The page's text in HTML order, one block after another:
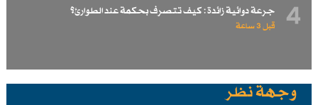
4 جرعة دوائية زائدة : كيف تتصرف بحكمة عند الطوارئ؟
قبل 3 ساعة
وجهة نظر